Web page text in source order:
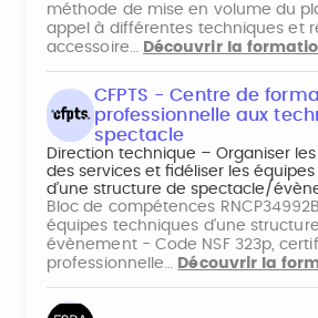
méthode de mise en volume du
appel à différentes techniques et
accessoire… Découvrir la
CFPTS - Centre de
professionnelle aux
spectacle
Direction technique – Organiser
des services et fidéliser les
d’une structure de spectacle/
Bloc de compétences
équipes techniques d'une
évènement - Code NSF 323p,
professionnelle… Découvrir la